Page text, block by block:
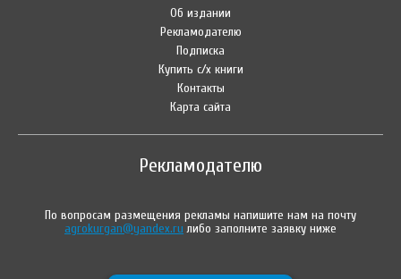
Об издании
Рекламодателю
Подписка
Купить с/х книги
Контакты
Карта сайта
Рекламодателю
По вопросам размещения рекламы напишите нам на почту
agrokurgan@yandex.ru либо заполните заявку ниже